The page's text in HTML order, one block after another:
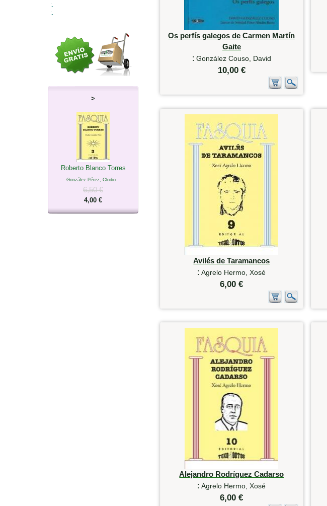
:.
:.
>
Roberto Blanco Torres
González Pérez, Clodio
6,50 €
4,00 €
Os perfís galegos de Carmen Martín
Gaite
: González Couso, David
10,00 €
Avilés de Taramancos
:Agrelo Hermo, Xosé
6,00 €
Alejandro Rodríguez Cadarso
:Agrelo Hermo, Xosé
6,00 €